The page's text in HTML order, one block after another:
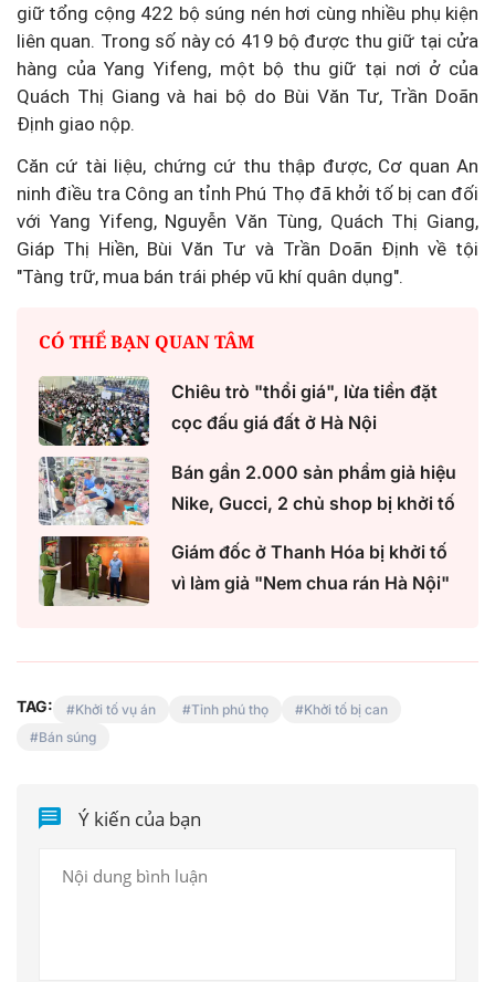
giữ tổng cộng 422 bộ súng nén hơi cùng nhiều phụ kiện
liên quan. Trong số này có 419 bộ được thu giữ tại cửa
hàng của Yang Yifeng, một bộ thu giữ tại nơi ở của
Quách Thị Giang và hai bộ do Bùi Văn Tư, Trần Doãn
Định giao nộp.
Căn cứ tài liệu, chứng cứ thu thập được, Cơ quan An
ninh điều tra Công an tỉnh Phú Thọ đã khởi tố bị can đối
với Yang Yifeng, Nguyễn Văn Tùng, Quách Thị Giang,
Giáp Thị Hiền, Bùi Văn Tư và Trần Doãn Định về tội
"Tàng trữ, mua bán trái phép vũ khí quân dụng".
CÓ THỂ BẠN QUAN TÂM
Chiêu trò "thổi giá", lừa tiền đặt
cọc đấu giá đất ở Hà Nội
Bán gần 2.000 sản phẩm giả hiệu
Nike, Gucci, 2 chủ shop bị khởi tố
Giám đốc ở Thanh Hóa bị khởi tố
vì làm giả "Nem chua rán Hà Nội"
TAG: Khởi tố vụ án Tỉnh phú thọ
Khởi tố bị can
Bán súng
Ý kiến của bạn